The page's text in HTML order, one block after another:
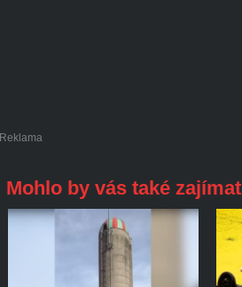
Reklama
Mohlo by vás také zajímat